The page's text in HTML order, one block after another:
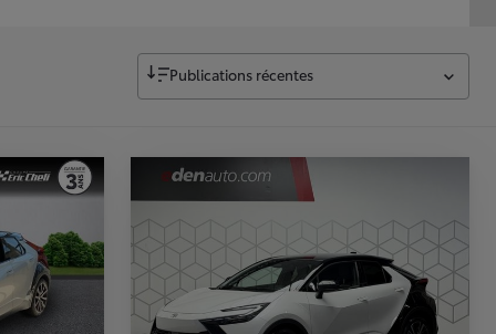
Publications récentes